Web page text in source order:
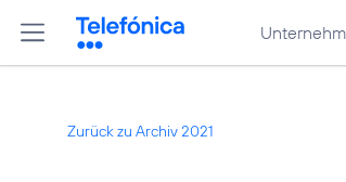
Zurück zu Archiv 2021